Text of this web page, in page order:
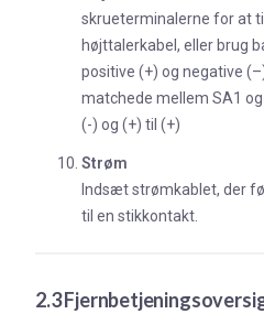
skrueterminalerne for at
højttalerkabel, eller brug
positive (+) og negative
matchede mellem SA1
(-) og (+) til (+)
Strøm
Indsæt strømkablet, der
til en stikkontakt.
2.3